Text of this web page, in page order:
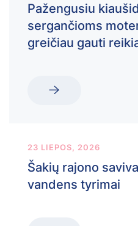
Pažengusiu
sergančioms
greičiau gauti
23 LIEPOS, 2026
Šakių rajono
vandens tyrimai